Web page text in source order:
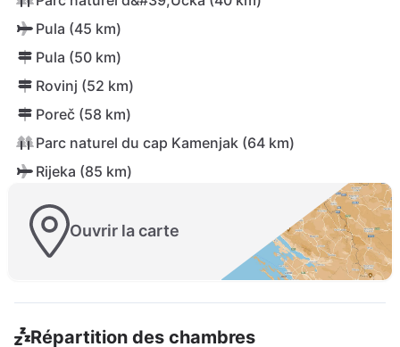
Pula (45 km)
Pula (50 km)
Rovinj (52 km)
Poreč (58 km)
Parc naturel du cap Kamenjak (64 km)
Rijeka (85 km)
Ouvrir la carte
Répartition des chambres